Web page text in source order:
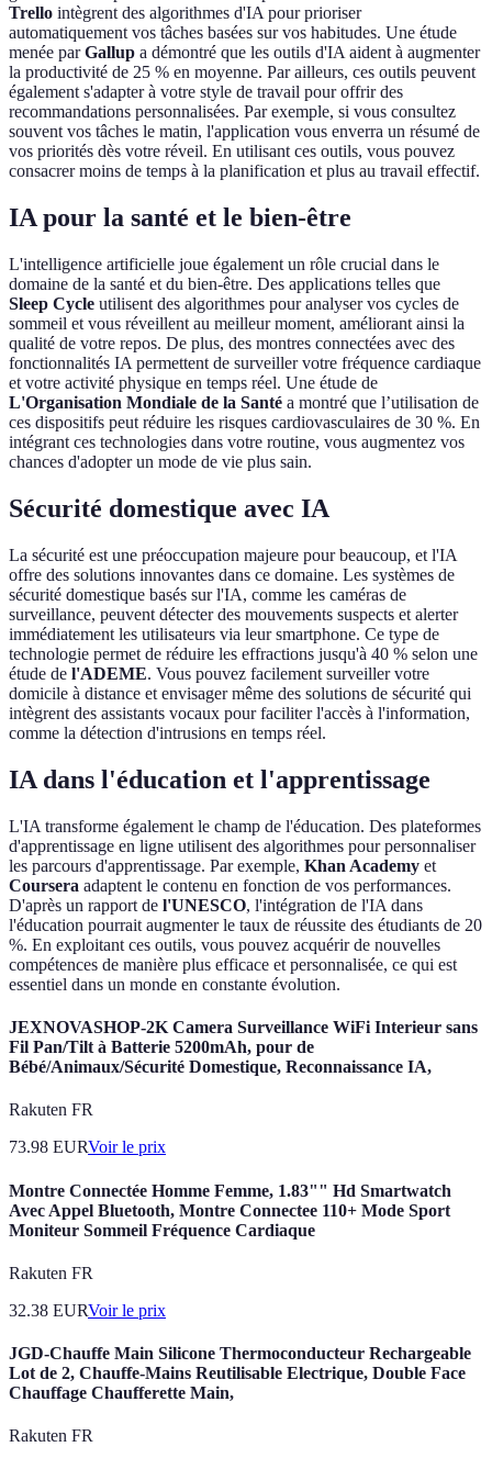
Trello intègrent des algorithmes d'IA pour prioriser
automatiquement vos tâches basées sur vos habitudes. Une étude
menée parGallup a démontré que les outils d'IA aident à augmenter
la productivité de 25 % en moyenne. Par ailleurs, ces outils peuvent
également s'adapter à votre style de travail pour offrir des
recommandations personnalisées. Par exemple, si vous consultez
souvent vos tâches le matin, l'application vous enverra un résumé de
vos priorités dès votre réveil. En utilisant ces outils, vous pouvez
consacrer moins de temps à la planification et plus au travail effectif.
IA pour la santé et le bien-être
L'intelligence artificielle joue également un rôle crucial dans le
domaine de la santé et du bien-être. Des applications telles que
Sleep Cycle utilisent des algorithmes pour analyser vos cycles de
sommeil et vous réveillent au meilleur moment, améliorant ainsi la
qualité de votre repos. De plus, des montres connectées avec des
fonctionnalités IA permettent de surveiller votre fréquence cardiaque
et votre activité physique en temps réel. Une étude de
L'Organisation Mondiale de la Santé a montré que l’utilisation de
ces dispositifs peut réduire les risques cardiovasculaires de 30 %. En
intégrant ces technologies dans votre routine, vous augmentez vos
chances d'adopter un mode de vie plus sain.
Sécurité domestique avec IA
La sécurité est une préoccupation majeure pour beaucoup, et l'IA
offre des solutions innovantes dans ce domaine. Les systèmes de
sécurité domestique basés sur l'IA, comme les caméras de
surveillance, peuvent détecter des mouvements suspects et alerter
immédiatement les utilisateurs via leur smartphone. Ce type de
technologie permet de réduire les effractions jusqu'à 40 % selon une
étude de l'ADEME. Vous pouvez facilement surveiller votre
domicile à distance et envisager même des solutions de sécurité qui
intègrent des assistants vocaux pour faciliter l'accès à l'information,
comme la détection d'intrusions en temps réel.
IA dans l'éducation et l'apprentissage
L'IA transforme également le champ de l'éducation. Des plateformes
d'apprentissage en ligne utilisent des algorithmes pour personnaliser
les parcours d'apprentissage. Par exemple, Khan Academy et
Coursera adaptent le contenu en fonction de vos performances.
D'après un rapport de l'UNESCO, l'intégration de l'IA dans
l'éducation pourrait augmenter le taux de réussite des étudiants de 20
%. En exploitant ces outils, vous pouvez acquérir de nouvelles
compétences de manière plus efficace et personnalisée, ce qui est
essentiel dans un monde en constante évolution.
JEXNOVASHOP-2K Camera Surveillance WiFi Interieur sans
Fil Pan/Tilt à Batterie 5200mAh, pour de
Bébé/Animaux/Sécurité Domestique, Reconnaissance IA,
Rakuten FR
73.98 EURVoir le prix
Montre Connectée Homme Femme, 1.83"" Hd Smartwatch
Avec Appel Bluetooth, Montre Connectee 110+ Mode Sport
Moniteur Sommeil Fréquence Cardiaque
Rakuten FR
32.38 EURVoir le prix
JGD-Chauffe Main Silicone Thermoconducteur Rechargeable
Lot de 2, Chauffe-Mains Reutilisable Electrique, Double Face
Chauffage Chaufferette Main,
Rakuten FR